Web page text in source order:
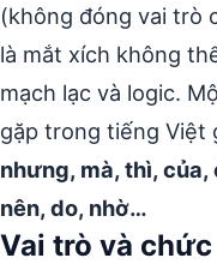
(không đóng vai trò
là mắt xích không
mạch lạc và logic.
gặp trong tiếng Việt
nhưng, mà, thì, của,
nên, do, nhờ…
Vai trò và